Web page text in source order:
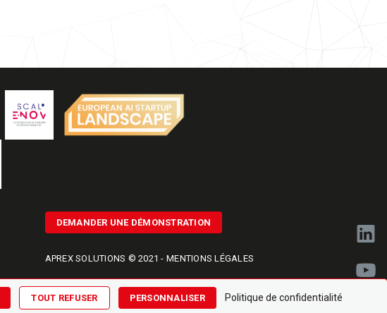
TOUT REFUSER PERSONNALISER Politique de confidentialité
DEMANDER UNE DÉMONSTRATION
APREX SOLUTIONS © 2021 -MENTIONS LÉGALES
RÉALISÉ PARNAMKIN